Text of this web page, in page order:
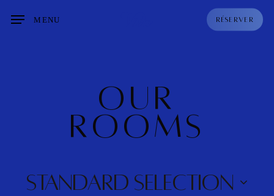
RÉSERVER
MENU
OUR
ROOMS
STANDARD SELECTION